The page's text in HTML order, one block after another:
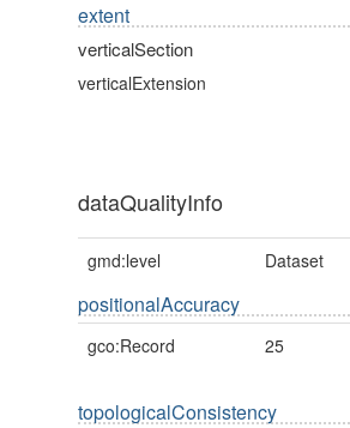
extent
verticalSection
verticalExtension
dataQualityInfo
gmd:level Dataset
positionalAccuracy
gco:Record 25
topologicalConsistency